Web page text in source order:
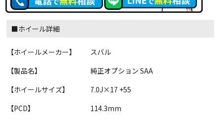
■ホイール詳細
【ホイールメーカー】
スバル
【製品名】
純正オプション SAA
【ホイールサイズ】
7.0J×17 +55
【PCD】
114.3mm